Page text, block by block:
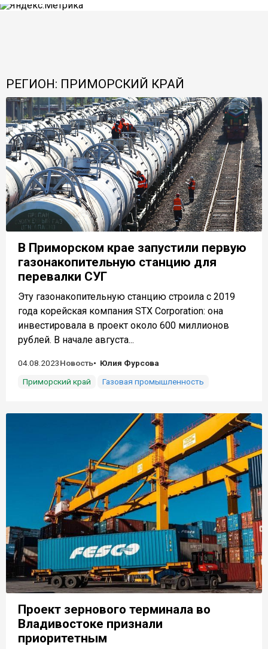
РЕГИОН: ПРИМОРСКИЙ КРАЙ
В Приморском крае запустили первую
газонакопительную станцию для
перевалки СУГ
Эту газонакопительную станцию строила с 2019
года корейская компания STX Corporation: она
инвестировала в проект около 600 миллионов
рублей. В начале августа...
04.08.2023Новость
Юлия Фурсова
Приморский край
Газовая промышленность
Проект зернового терминала во
Владивостоке признали
приоритетным